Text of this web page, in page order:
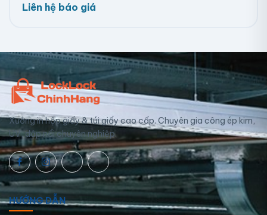
Liên hệ báo giá
Xưởng in hộp giấy & túi giấy cao cấp. Chuyên gia công ép kim,
UV, dập nổi chuyên nghiệp.
HƯỚNG DẪN